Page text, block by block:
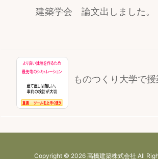
建築学会 論文出しました。
ものつくり大学で授
Copyright © 2026 高橋建築株式会社 All